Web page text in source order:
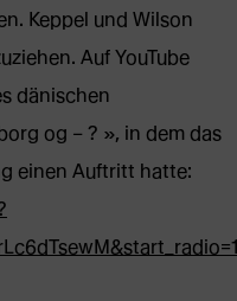
Keppel und Wilson
Auf YouTube
dänischen
og – ? », in dem das
einen Auftritt hatte: